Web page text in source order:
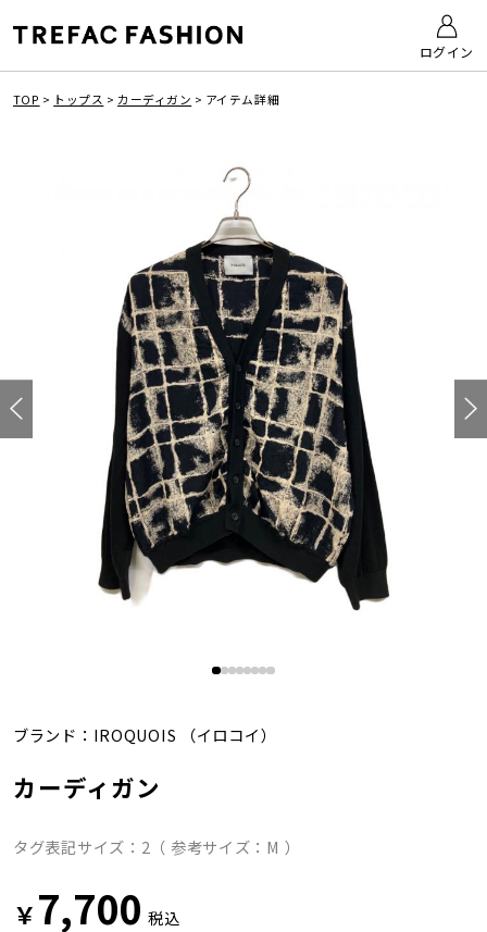
ログイン
TOP > トップス > カーディガン > アイテム詳細
ブランド： IROQUOIS （イロコイ）
カーディガン
タグ表記サイズ：2（ 参考サイズ：M ）
￥7,700 税込